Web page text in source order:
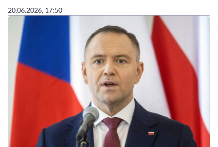
20.06.2026, 17:50